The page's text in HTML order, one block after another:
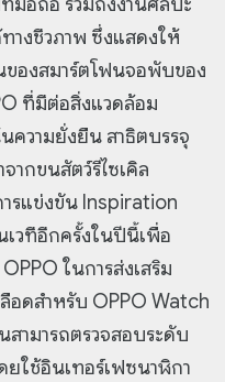
างชีวภาพ ซึ่งแสดงให้
ของสมาร์ตโฟนจอพับของ
ที่มีต่อสิ่งแวดล้อม
วามยั่งยืน สาธิตบรรจุ
กขนสัตว์รีไซเคิล
รแข่งขัน Inspiration
วทีอีกครั้งในปีนี้เพื่อ
ในการส่งเสริม
อดสำหรับ OPPO Watch
สามารถตรวจสอบระดับ
ยใช้อินเทอร์เฟซนาฬิกา